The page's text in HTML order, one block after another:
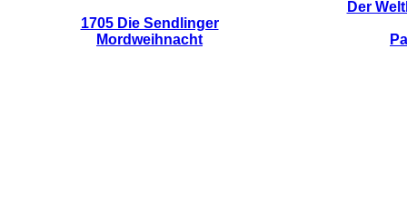
1705 Die Sendlinger
Mordweihnacht
Der